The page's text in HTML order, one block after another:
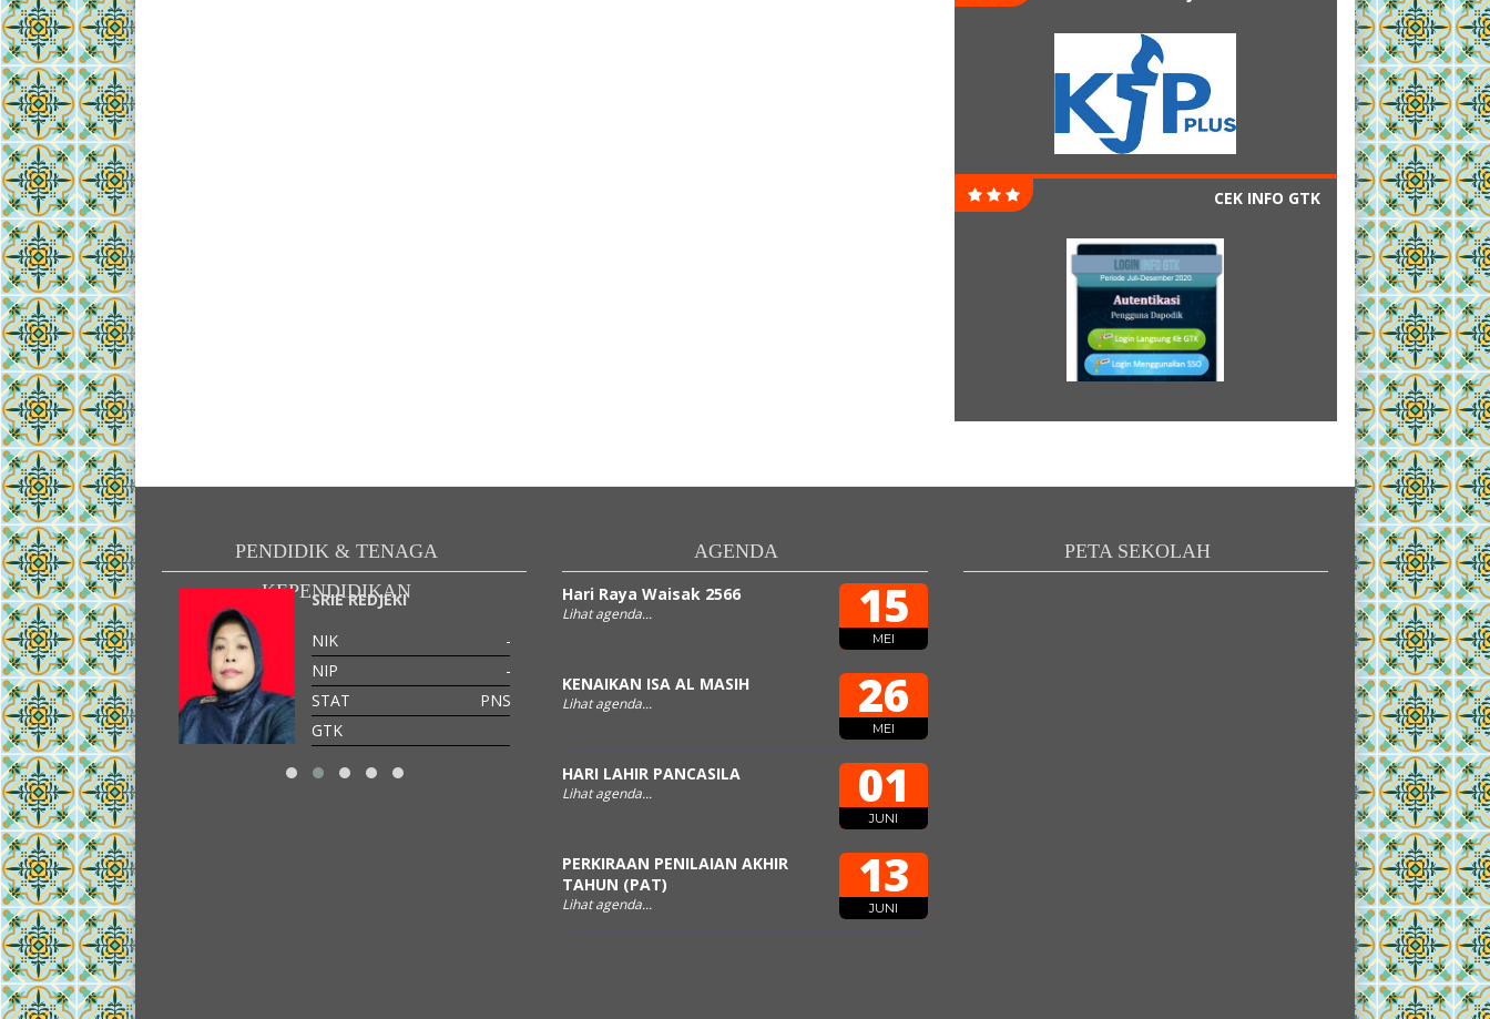
CEK INFO GTK
PENDIDIK & TENAGA
KEPENDIDIKAN
PNS
SRIE REDJEKI
NIK
-
NIP
-
STAT
PNS
GTK
AGUS PURBYANTORO
-
Wakil Kurikulum
BOY PERMANA
NIK
NIP
STAT
GTK
AGENDA
15
MEI
Hari Raya Waisak 2566
Lihat agenda...
26
MEI
KENAIKAN ISA AL MASIH
Lihat agenda...
01
JUNI
HARI LAHIR PANCASILA
Lihat agenda...
13
JUNI
PERKIRAAN PENILAIAN AKHIR
TAHUN (PAT)
Lihat agenda...
PETA SEKOLAH